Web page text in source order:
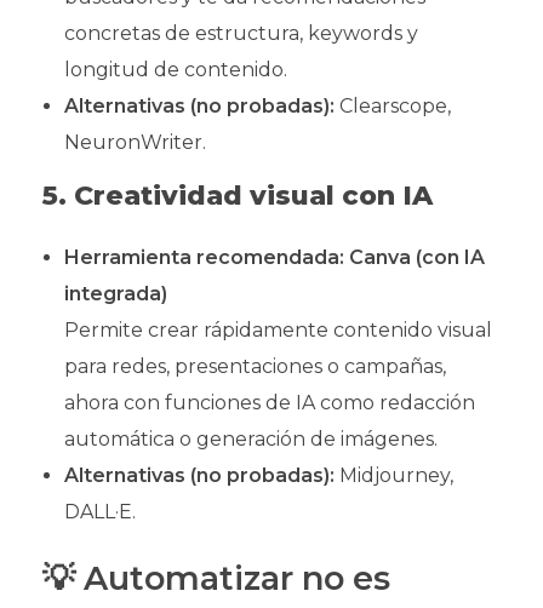
concretas de estructura, keywords y
longitud de contenido.
Alternativas (no probadas): Clearscope,
NeuronWriter.
5. Creatividad visual con IA
Herramienta recomendada: Canva (con IA
integrada)
Permite crear rápidamente contenido visual
para redes, presentaciones o campañas,
ahora con funciones de IA como redacción
automática o generación de imágenes.
Alternativas (no probadas): Midjourney,
DALL·E.
💡 Automatizar no es